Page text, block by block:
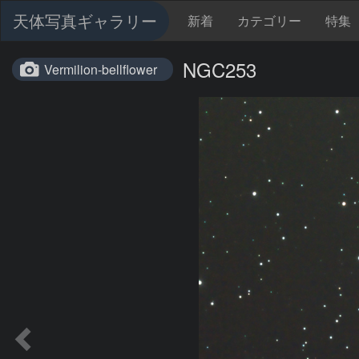
天体写真ギャラリー 新着 カテゴリー 特集
Vermilion-bellflower NGC253